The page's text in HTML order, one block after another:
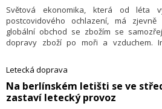
Světová ekonomika, která od léta
postcovidového ochlazení, má
globální obchod se zbožím se
dopravy zboží po moři a vzduchem.
institut pro ekonomický výzkum a
lodní dopravy (ISL).
Letecká doprava
Na berlínském letišti se ve
zastaví letecký provoz